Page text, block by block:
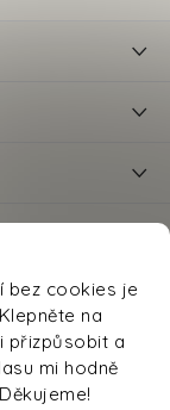
bez cookies je
na
přizpůsobit a
mi hodně
krmiva
Kalkulačka březosti
Affiliate